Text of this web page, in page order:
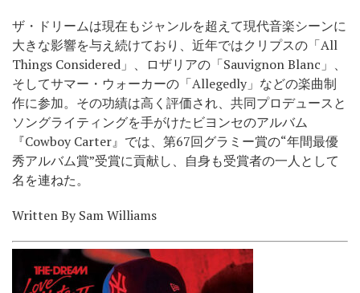
ザ・ドリームは現在もジャンルを超えて現代音楽シーンに
大きな影響を与え続けており、近年ではクリプスの「All
Things Considered」、ロザリアの「Sauvignon Blanc」、
そしてサマー・ウォーカーの「Allegedly」などの楽曲制
作に参加。その功績は高く評価され、共同プロデュースと
ソングライティングを手がけたビヨンセのアルバム
『Cowboy Carter』では、第67回グラミー賞の“年間最優
秀アルバム賞”受賞に貢献し、自身も受賞者の一人として
名を連ねた。
Written By Sam Williams